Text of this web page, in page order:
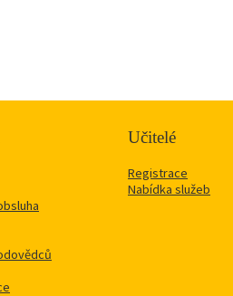
Učitelé
Registrace
Nabídka služeb